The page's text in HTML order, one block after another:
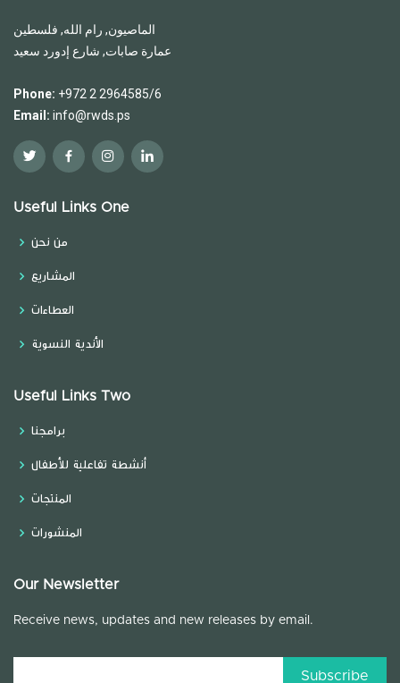
الماصيون, رام الله, فلسطين
عمارة صابات, شارع إدورد سعيد
Phone: +972 2 2964585/6
Email: info@rwds.ps
Useful Links One
من نحن
المشاريع
العطاءات
الأندية النسوية
Useful Links Two
برامجنا
أنشطة تفاعلية للأطفال
المنتجات
المنشورات
Our Newsletter
Receive news, updates and new releases by email.